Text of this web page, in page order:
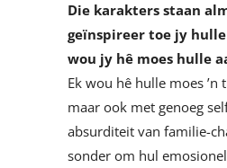
Die karakters staan
geïnspireer toe jy
wou jy hê moes hulle
Ek wou hê hulle moes ’n
maar ook met genoeg
absurditeit van familie-
sonder om hul